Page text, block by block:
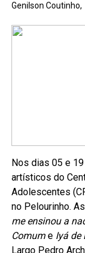
Genilson Coutinho,
Nos dias 05 e
artísticos do
Adolescentes
no Pelourinho.
me ensinou a
Comume Iyá de
Largo Pedro